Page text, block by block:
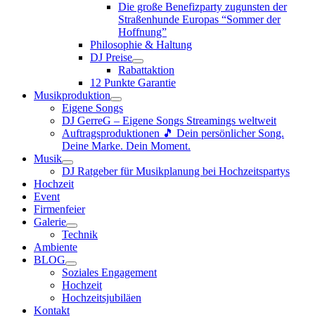
Die große Benefizparty zugunsten der
Straßenhunde Europas “Sommer der
Hoffnung”
Philosophie & Haltung
DJ Preise
Rabattaktion
12 Punkte Garantie
Musikproduktion
Eigene Songs
DJ GerreG – Eigene Songs Streamings weltweit
Auftragsproduktionen 🎵 Dein persönlicher Song.
Deine Marke. Dein Moment.
Musik
DJ Ratgeber für Musikplanung bei Hochzeitspartys
Hochzeit
Event
Firmenfeier
Galerie
Technik
Ambiente
BLOG
Soziales Engagement
Hochzeit
Hochzeitsjubiläen
Kontakt